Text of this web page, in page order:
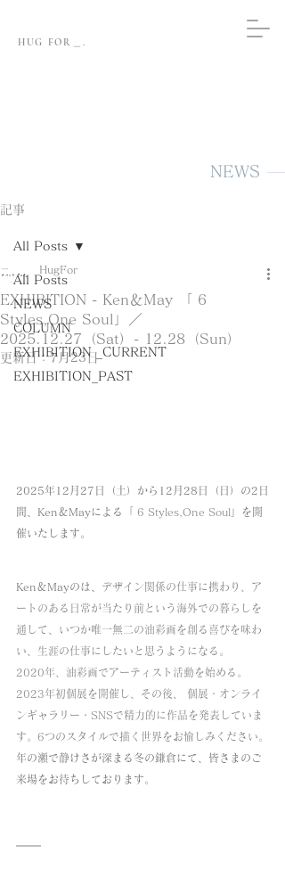
HUG FOR＿.
NEWS
記事
All Posts
NEWS
COLUMN
EXHIBITION _CURRENT
EXHIBITION_PAST
All Posts
EXHIBITION - Ken＆May 「 6
Styles,One Soul」／
2025.12.27（Sat）- 12.28（Sun）
HugFor
更新日：7月23日
2025年12月27日（土）から12月28日（日）の2日
間、Ken＆Mayによる「 6 Styles,One Soul 」を開
催いたします。
Ken＆Mayのは、 デザイン関係の仕事に携わり、ア
ートのある日常が当たり前という海外での暮らしを
通して、いつか唯一無二の油彩画を創る喜びを味わ
い、生涯の仕事にしたいと思うようになる。
2020年、油彩画でアーティスト活動を始める。
2023年初個展を開催し、その後、 個展・オンライ
ンギャラリー・SNSで精力的に作品を発表していま
す。6つのスタイルで描く世界をお愉しみください。
年の瀬で静けさが深まる冬の鎌倉にて、皆さまのご
来場をお待ちしております。